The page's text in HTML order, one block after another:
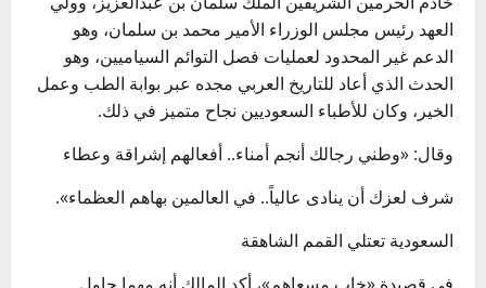
العهد رئيس مجلس الوزراء الأمير محمد بن سلمان، وهو
الدعم غير المحدود لعمليات فصل التوائم السياميين، وهو
الحدث الذي أعاد للتاريخ العربي مجده عبر بوابة الطب وعمل
الخير، وكان للأطباء السعوديين نجاح متميز في ذلك.
وقال: «وطني رجالك أنجم أمناء.. أفعالهم إشراقة وعطاء
شرف لعزك أن ينادى عالياً.. في العالمين بهاهم العظماء».
السعودية تعتلي القمم الشاهقة